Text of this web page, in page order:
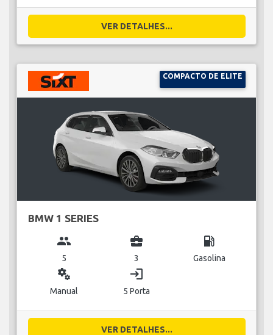
VER DETALHES...
COMPACTO DE ELITE
BMW 1 SERIES
group
5
business_center
3
local_gas_station
Gasolina
miscellaneous_services
Manual
login
5 Porta
VER DETALHES...